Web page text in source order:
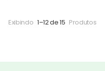
Exibindo 1–12 de 15 Produtos